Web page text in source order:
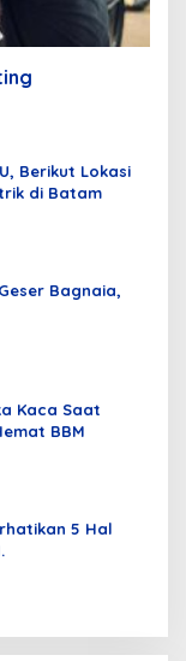
Berikut Lokasi
di Batam
Bagnaia,
Kaca Saat
BBM
5 Hal